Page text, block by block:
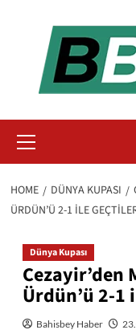
Menu
HOME DÜNYA KUPASI
ÜRDÜN’Ü 2-1 ILE
Dünya Kupası
Cezayir’den
Ürdün’ü 2-1
Bahisbey Haber